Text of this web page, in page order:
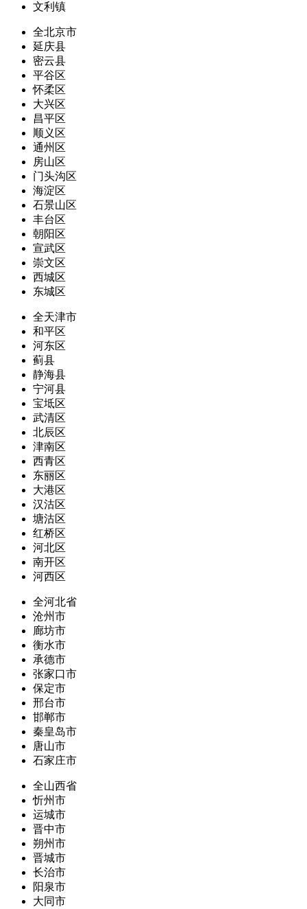
文利镇
全北京市
延庆县
密云县
平谷区
怀柔区
大兴区
昌平区
顺义区
通州区
房山区
门头沟区
海淀区
石景山区
丰台区
朝阳区
宣武区
崇文区
西城区
东城区
全天津市
和平区
河东区
蓟县
静海县
宁河县
宝坻区
武清区
北辰区
津南区
西青区
东丽区
大港区
汉沽区
塘沽区
红桥区
河北区
南开区
河西区
全河北省
沧州市
廊坊市
衡水市
承德市
张家口市
保定市
邢台市
邯郸市
秦皇岛市
唐山市
石家庄市
全山西省
忻州市
运城市
晋中市
朔州市
晋城市
长治市
阳泉市
大同市